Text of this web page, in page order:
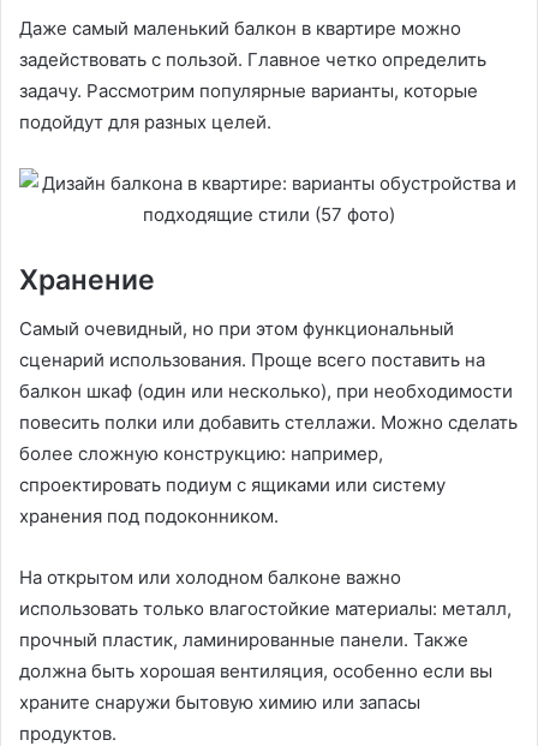
Даже самый маленький балкон в квартире можно
задействовать с пользой. Главное четко определить
задачу. Рассмотрим популярные варианты, которые
подойдут для разных целей.
Хранение
Самый очевидный, но при этом функциональный
сценарий использования. Проще всего поставить на
балкон шкаф (один или несколько), при необходимости
повесить полки или добавить стеллажи. Можно сделать
более сложную конструкцию: например,
спроектировать подиум с ящиками или систему
хранения под подоконником.
На открытом или холодном балконе важно
использовать только влагостойкие материалы: металл,
прочный пластик, ламинированные панели. Также
должна быть хорошая вентиляция, особенно если вы
храните снаружи бытовую химию или запасы
продуктов.